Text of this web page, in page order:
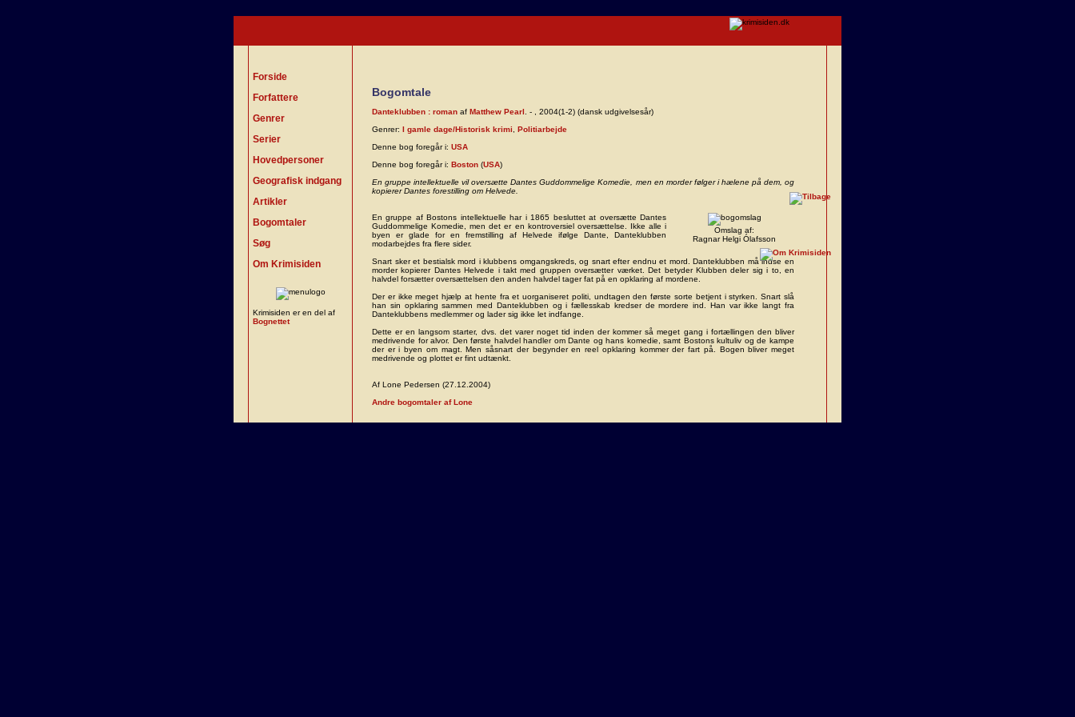
Forside
Forfattere
Genrer
Serier
Hovedpersoner
Geografisk indgang
Artikler
Bogomtaler
Søg
Om Krimisiden
Krimisiden er en del af
Bognettet
Bogomtale
Danteklubben : roman af Matthew Pearl . - , 2004(1-2) (dansk udgivelsesår)
Genrer: I gamle dage/Historisk krimi
Politiarbejde
Denne bog foregår i: USA
Denne bog foregår i: Boston (USA)
En gruppe intellektuelle vil oversætte Dantes Guddommelige Komedie, men en morder følger i hælene på dem, og
kopierer Dantes forestilling om Helvede.
Omslag af:
Ragnar Helgi Ólafsson
En gruppe af Bostons intellektuelle har i 1865 besluttet at oversætte Dantes
Guddommelige Komedie, men det er en kontroversiel oversættelse. Ikke alle i
byen er glade for en fremstilling af Helvede ifølge Dante, Danteklubben
modarbejdes fra flere sider.
Snart sker et bestialsk mord i klubbens omgangskreds, og snart efter endnu et mord. Danteklubben må indse en
morder kopierer Dantes Helvede i takt med gruppen oversætter værket. Det betyder Klubben deler sig i to, en
halvdel forsætter oversættelsen den anden halvdel tager fat på en opklaring af mordene.
Der er ikke meget hjælp at hente fra et uorganiseret politi, undtagen den første sorte betjent i styrken. Snart slå
han sin opklaring sammen med Danteklubben og i fællesskab kredser de mordere ind. Han var ikke langt fra
Danteklubbens medlemmer og lader sig ikke let indfange.
Dette er en langsom starter, dvs. det varer noget tid inden der kommer så meget gang i fortællingen den bliver
medrivende for alvor. Den første halvdel handler om Dante og hans komedie, samt Bostons kultuliv og de kampe
der er i byen om magt. Men såsnart der begynder en reel opklaring kommer der fart på. Bogen bliver meget
medrivende og plottet er fint udtænkt.
Af Lone Pedersen (27.12.2004)
Andre bogomtaler af Lone